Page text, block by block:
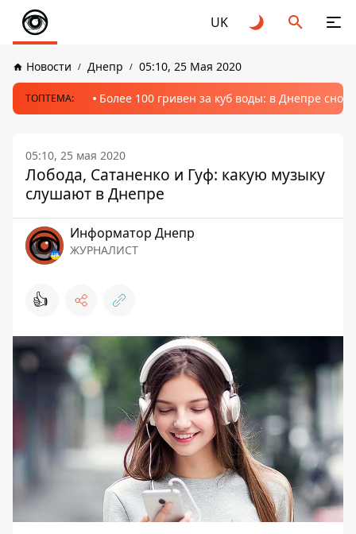
UK
Новости Днепр 05:10, 25 Мая 2020
ТОПТЕМА: Более 100 гривен за куб воды: в Днепре
05:10, 25 мая 2020
Лобода, Сатаненко и Гуф: какую музыку
слушают в Днепре
Информатор Днепр
ЖУРНАЛИСТ
👍